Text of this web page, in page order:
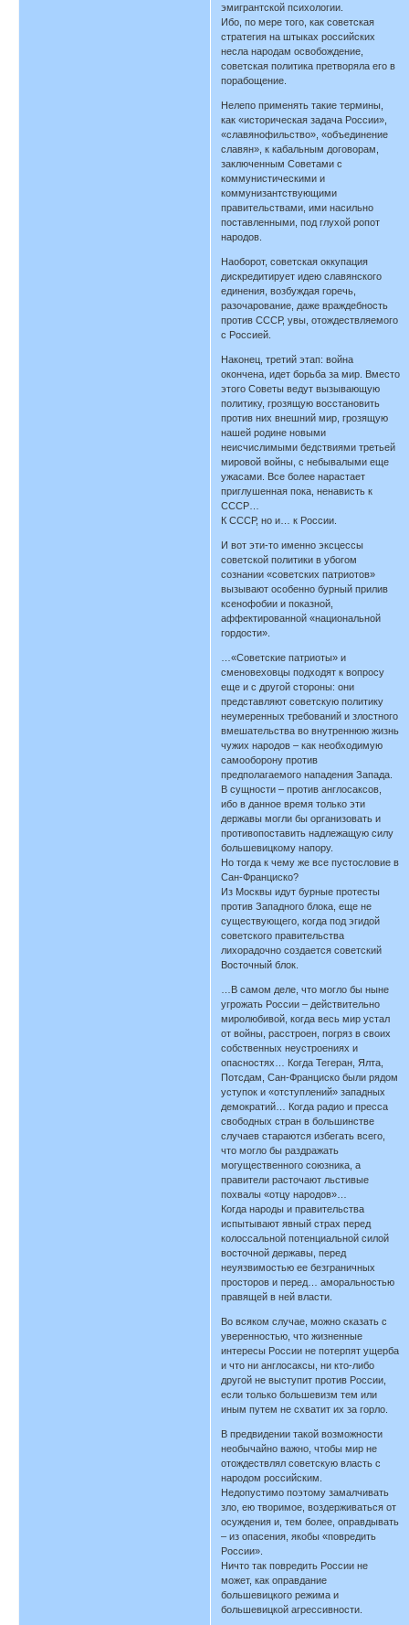
эмигрантской психологии.
Ибо, по мере того, как советская
стратегия на штыках российских
несла народам освобождение,
советская политика претворяла его в
порабощение.
Нелепо применять такие термины,
как «историческая задача России»,
«славянофильство», «объединение
славян», к кабальным договорам,
заключенным Советами с
коммунистическими и
коммунизантствующими
правительствами, ими насильно
поставленными, под глухой ропот
народов.
Наоборот, советская оккупация
дискредитирует идею славянского
единения, возбуждая горечь,
разочарование, даже враждебность
против СССР, увы, отождествляемого
с Россией.
Наконец, третий этап: война
окончена, идет борьба за мир. Вместо
этого Советы ведут вызывающую
политику, грозящую восстановить
против них внешний мир, грозящую
нашей родине новыми
неисчислимыми бедствиями третьей
мировой войны, с небывалыми еще
ужасами. Все более нарастает
приглушенная пока, ненависть к
СССР…
К СССР, но и… к России.
И вот эти-то именно эксцессы
советской политики в убогом
сознании «советских патриотов»
вызывают особенно бурный прилив
ксенофобии и показной,
аффектированной «национальной
гордости».
…«Советские патриоты» и
сменовеховцы подходят к вопросу
еще и с другой стороны: они
представляют советскую политику
неумеренных требований и злостного
вмешательства во внутреннюю жизнь
чужих народов – как необходимую
самооборону против
предполагаемого нападения Запада.
В сущности – против англосаксов,
ибо в данное время только эти
державы могли бы организовать и
противопоставить надлежащую силу
большевицкому напору.
Но тогда к чему же все пустословие в
Сан-Франциско?
Из Москвы идут бурные протесты
против Западного блока, еще не
существующего, когда под эгидой
советского правительства
лихорадочно создается советский
Восточный блок.
…В самом деле, что могло бы ныне
угрожать России – действительно
миролюбивой, когда весь мир устал
от войны, расстроен, погряз в своих
собственных неустроениях и
опасностях… Когда Тегеран, Ялта,
Потсдам, Сан-Франциско были рядом
уступок и «отступлений» западных
демократий… Когда радио и пресса
свободных стран в большинстве
случаев стараются избегать всего,
что могло бы раздражать
могущественного союзника, а
правители расточают льстивые
похвалы «отцу народов»…
Когда народы и правительства
испытывают явный страх перед
колоссальной потенциальной силой
восточной державы, перед
неуязвимостью ее безграничных
просторов и перед… аморальностью
правящей в ней власти.
Во всяком случае, можно сказать с
уверенностью, что жизненные
интересы России не потерпят ущерба
и что ни англосаксы, ни кто-либо
другой не выступит против России,
если только большевизм тем или
иным путем не схватит их за горло.
В предвидении такой возможности
необычайно важно, чтобы мир не
отождествлял советскую власть с
народом российским.
Недопустимо поэтому замалчивать
зло, ею творимое, воздерживаться от
осуждения и, тем более, оправдывать
– из опасения, якобы «повредить
России».
Ничто так повредить России не
может, как оправдание
большевицкого режима и
большевицкой агрессивности.